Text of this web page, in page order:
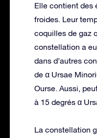
Elle contient des
froides. Leur
coquilles de gaz
constellation a
dans d’autres
de α Ursae
Ourse. Aussi,
à 15 degrés α
La constellation